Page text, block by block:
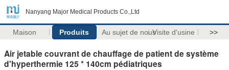
Nanyang Major Medical Products Co.,Ltd
Maison Produits Au sujet de nousVisite d'usine >>
Air jetable couvrant de chauffage de patient de système
d'hyperthermie 125 * 140cm pédiatriques